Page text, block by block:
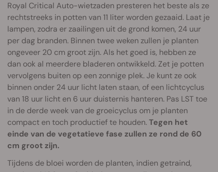
Royal Critical Auto-wietzaden presteren het beste als ze
rechtstreeks in potten van 11 liter worden gezaaid. Laat je
lampen, zodra er zaailingen uit de grond komen, 24 uur
per dag branden. Binnen twee weken zullen je planten
ongeveer 20 cm groot zijn. Als het goed is, hebben ze
dan ook al meerdere bladeren ontwikkeld. Zet je potten
vervolgens buiten op een zonnige plek. Je kunt ze ook
binnen onder 24 uur licht laten staan, of een lichtcyclus
van 18 uur licht en 6 uur duisternis hanteren. Pas LST toe
in de derde week van de groeicyclus om je planten
compact en toch productief te houden.Tegen het
einde van de vegetatieve fase zullen ze rond de 60
cm groot zijn.
Tijdens de bloei worden de planten, indien getraind,